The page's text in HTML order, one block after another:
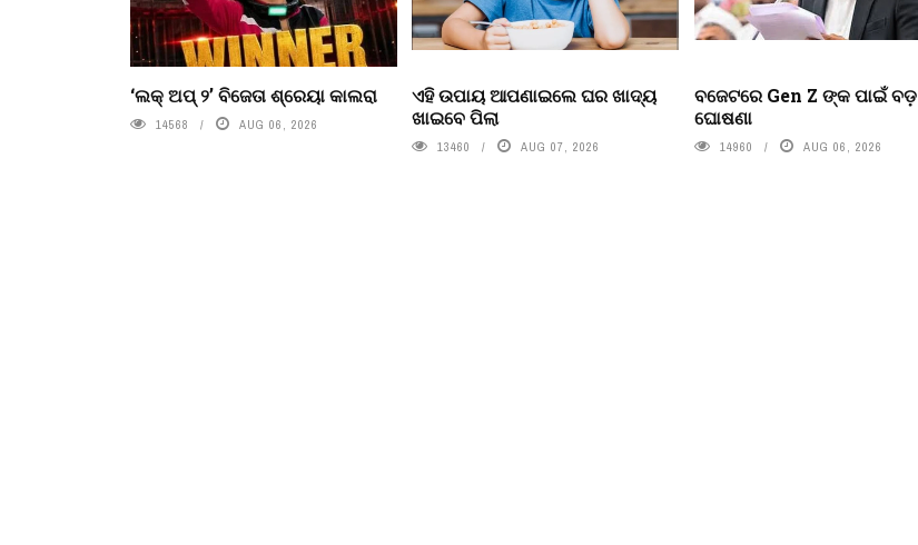
‘ଲକ୍ ଅପ୍ ୨’ ବିଜେତା ଶ୍ରେୟା କାଲରା
14568 AUG 06, 2026
ଏହି ଉପାୟ ଆପଣାଇଲେ ଘର ଖାଦ୍ୟ
ଖାଇବେ ପିଲା
13460 AUG 07, 2026
ବଜେଟରେ Gen Z ଙ୍କ ପାଇଁ ବଡ଼
ଘୋଷଣା
14960 AUG 06, 2026